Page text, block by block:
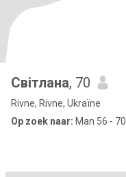
Світлана, 70
Rivne, Rivne, Ukraïne
Op zoek naar: Man 56 - 70